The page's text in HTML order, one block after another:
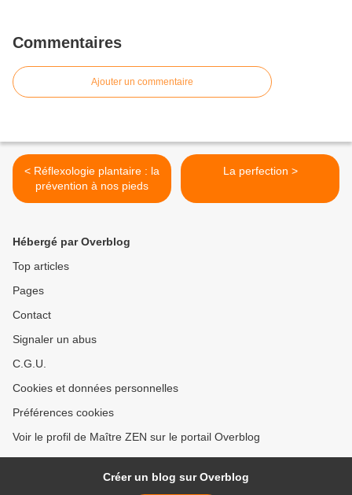
Commentaires
Ajouter un commentaire
< Réflexologie plantaire : la
prévention à nos pieds
La perfection >
Hébergé par Overblog
Top articles
Pages
Contact
Signaler un abus
C.G.U.
Cookies et données personnelles
Préférences cookies
Voir le profil de Maître ZEN sur le portail Overblog
Créer un blog sur Overblog